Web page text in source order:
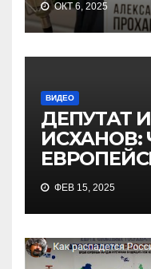
ОКТ 6, 2025
ВИДЕО
ДЕПУТАТ
ИСХАНОВ:
ФЕВ 15, 2025